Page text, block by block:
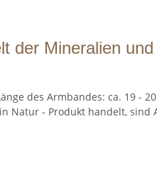
der Mineralien
des Armbandes: ca. 19 -
Natur - Produkt handelt,